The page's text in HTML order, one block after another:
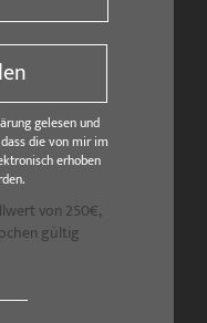
gelesen und
die von mir im
erhoben
von 250€,
gültig